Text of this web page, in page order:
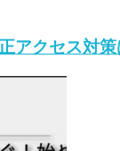
アクセス対策